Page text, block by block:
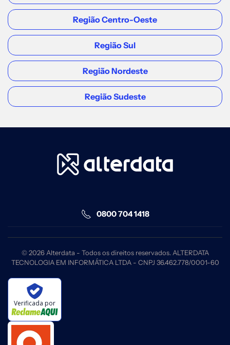
Região Centro-Oeste
Região Sul
Região Nordeste
Região Sudeste
0800 704 1418
©2026Alterdata - Todos os direitos reservados. ALTERDATA
TECNOLOGIA EM INFORMÁTICA LTDA - CNPJ 36.462.778/0001-60
Verificada por